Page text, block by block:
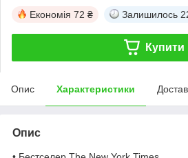
Економія 72 ₴ Залишилось
Купити
Опис Характеристики
Опис